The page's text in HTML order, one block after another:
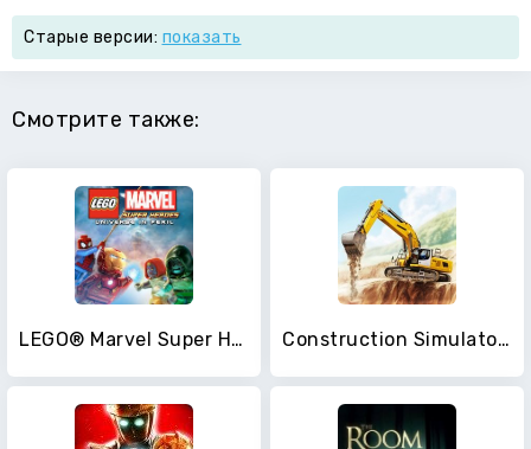
Старые версии: показать
Смотрите также:
LEGO® Marvel Super Heroes Construction Simulator 3